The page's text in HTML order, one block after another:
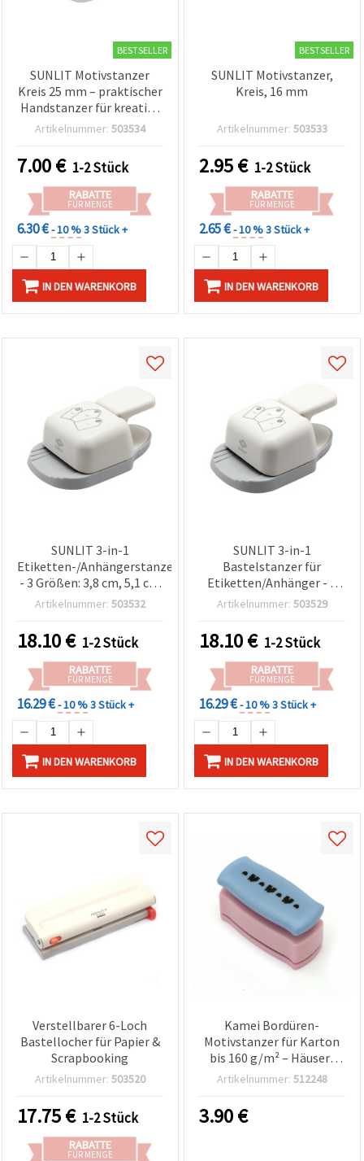
BESTSELLER
SUNLIT Motivstanzer
Kreis 25 mm – praktischer
Handstanzer für kreative
Papierprojekte, Basteln &
Artikelnummer: 503534
7.00€ 1-2 Stück
RABATTE
FÜR MENGE
6.30 €- 10 %3 Stück +
IN DEN WARENKORB
BESTSELLER
SUNLIT Motivstanzer,
Kreis, 16 mm
Artikelnummer: 503533
2.95€ 1-2 Stück
RABATTE
FÜR MENGE
2.65 €- 10 %3 Stück +
IN DEN WARENKORB
SUNLIT 3-in-1
Etiketten-/Anhängerstanzer
- 3 Größen: 3,8 cm, 5,1 cm
& 6,35 cm
Artikelnummer: 503532
18.10€ 1-2 Stück
RABATTE
FÜR MENGE
16.29 €- 10 %3 Stück +
IN DEN WARENKORB
SUNLIT 3-in-1
Bastelstanzer für
Etiketten/Anhänger - 3
Größen: 3,8 cm, 5,1 cm,
Artikelnummer: 503529
18.10€ 1-2 Stück
RABATTE
FÜR MENGE
16.29 €- 10 %3 Stück +
IN DEN WARENKORB
Verstellbarer 6-Loch
Bastellocher für Papier &
Scrapbooking
Artikelnummer: 503520
17.75€ 1-2 Stück
RABATTE
FÜR MENGE
Kamei Bordüren-
Motivstanzer für Karton
bis 160 g/m² – Häuser-
und Herzen-Motiv
Artikelnummer: 512248
3.90€